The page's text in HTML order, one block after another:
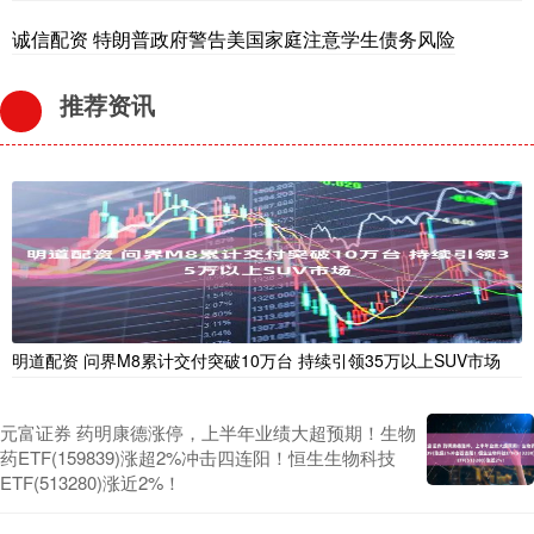
诚信配资 特朗普政府警告美国家庭注意学生债务风险
推荐资讯
明道配资 问界M8累计交付突破10万台 持续引领35万以上SUV市场
元富证券 药明康德涨停，上半年业绩大超预期！生物
药ETF(159839)涨超2%冲击四连阳！恒生生物科技
ETF(513280)涨近2%！